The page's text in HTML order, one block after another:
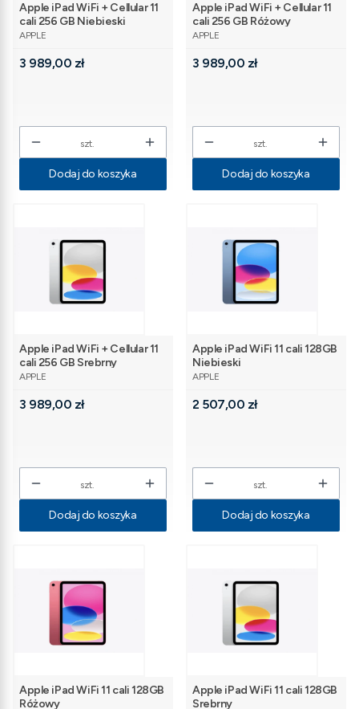
Apple iPad WiFi + Cellular 11
cali 256 GB Niebieski
PRODUCENT
APPLE
Cena
3 989,00 zł
szt.
Dodaj do koszyka
Apple iPad WiFi + Cellular 11
cali 256 GB Różowy
PRODUCENT
APPLE
Cena
3 989,00 zł
szt.
Dodaj do koszyka
Apple iPad WiFi + Cellular 11
cali 256 GB Srebrny
PRODUCENT
APPLE
Cena
3 989,00 zł
szt.
Dodaj do koszyka
Apple iPad WiFi 11 cali 128GB
Niebieski
PRODUCENT
APPLE
Cena
2 507,00 zł
szt.
Dodaj do koszyka
Apple iPad WiFi 11 cali 128GB
Różowy
Apple iPad WiFi 11 cali 128GB
Srebrny